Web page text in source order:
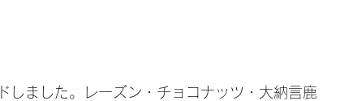
ました。レーズン・チョコナッツ・大納言鹿